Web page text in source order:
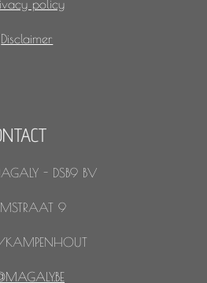
policy
Disclaimer
- DSB9 BV
9
KAMPENHOUT